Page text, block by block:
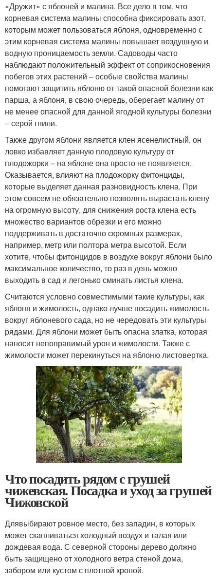
«Дружит» с яблоней и малина. Все дело в том, что
корневая система малины способна фиксировать азот,
которым может пользоваться яблоня, одновременно с
этим корневая система малины повышает воздушную и
водную проницаемость земли. Садоводы часто
наблюдают положительный эффект от соприкосновения
побегов этих растений – особые свойства малины
помогают защитить яблоню от такой опасной болезни как
парша, а яблоня, в свою очередь, оберегает малину от
не менее опасной для данной ягодной культуры болезни
– серой гнили.
Также другом яблони является клен ясенелистный, он
ловко избавляет данную плодовую культуру от
плодожорки – на яблоне она просто не появляется.
Оказывается, влияют на плодожорку фитонциды,
которые выделяет данная разновидность клена. При
этом совсем не обязательно позволять вырастать клену
на огромную высоту, для снижения роста клена есть
множество вариантов обрезки и его можно
поддерживать в достаточно скромных размерах,
например, метр или полтора метра высотой. Если
хотите, чтобы фитонцидов в воздухе вокруг яблони было
максимальное количество, то раз в день можно
выходить в сад и легонько сминать листья клена.
Считаются условно совместимыми такие культуры, как
яблоня и жимолость, однако лучше посадить жимолость
вокруг яблоневого сада, но не чередовать эти культуры
рядами. Для яблони может быть опасна златка, которая
наносит непоправимый урон и жимолости. Также с
жимолости может перекинуться на яблоню листовертка.
Что посадить рядом с грушей
чижевская. Посадка и уход за грушей
Чижовской
Длявыбирают ровное место, без западин, в которых
может скапливаться холодный воздух и талая или
дождевая вода. С северной стороны дерево должно
быть защищено от холодного ветра стеной дома,
забором или кустом с плотной кроной.